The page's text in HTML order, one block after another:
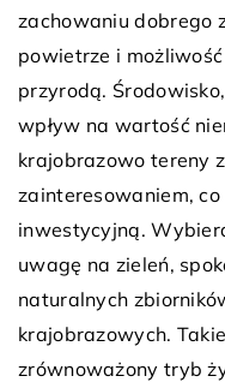
zachowaniu dobrego
powietrze i
przyrodą.
wpływ na wartość
krajobrazowo tereny
zainteresowaniem,
inwestycyjną.
uwagę na zieleń,
naturalnych
krajobrazowych.
zrównoważony tryb